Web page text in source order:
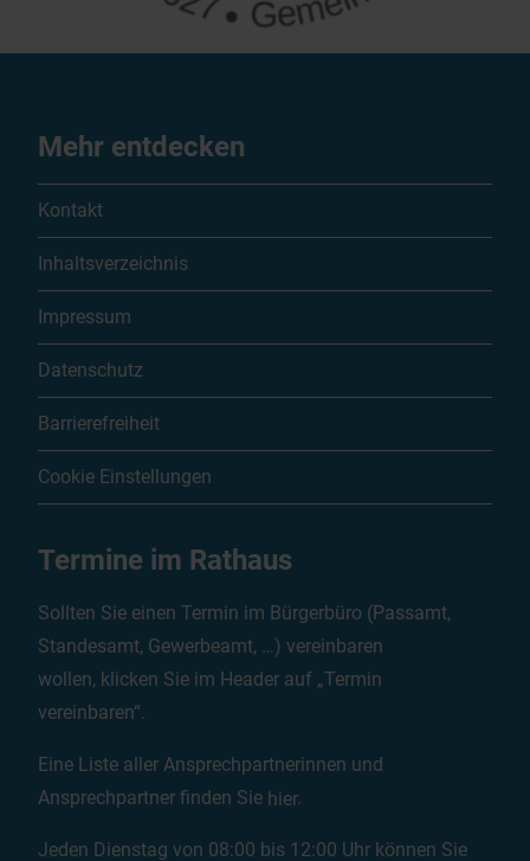
Mehr entdecken
Kontakt
Inhaltsverzeichnis
Impressum
Datenschutz
Barrierefreiheit
Cookie Einstellungen
Termine im Rathaus
Sollten Sie einen Termin im Bürgerbüro (Passamt,
Standesamt, Gewerbeamt, …) vereinbaren
wollen, klicken Sie im Header auf „Termin
vereinbaren“.
Eine Liste aller Ansprechpartnerinnen und
Ansprechpartner finden Sie hier.
Jeden Dienstag von 08:00 bis 12:00 Uhr können Sie